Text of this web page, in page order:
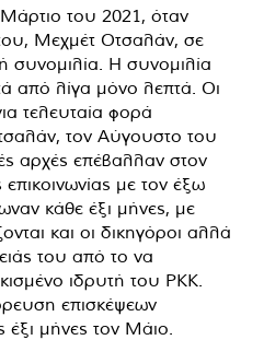
του 2021, όταν
Μεχμέτ Οτσαλάν, σε
συνομιλία. Η συνομιλία
από λίγα μόνο λεπτά. Οι
τελευταία φορά
τον Αύγουστο του
αρχές επέβαλλαν στον
με τον έξω
κάθε έξι μήνες, με
και οι δικηγόροι αλλά
του από το να
ιδρυτή του PKK.
επισκέψεων
μήνες τον Μάιο.